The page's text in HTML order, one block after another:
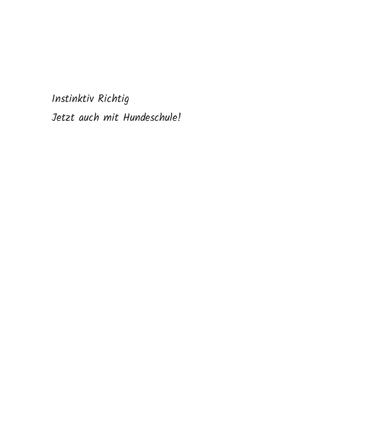
Instinktiv Richtig
Jetzt auch mit Hundeschule!